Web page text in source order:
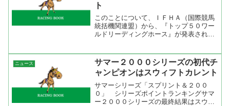
ト
このことについて、ＩＦＨＡ（国際競馬
統括機関連盟）から、『トップ５０ワー
ルドリーディングホース』が発表されま
８月２７日までに施行された世界の主要
競走を対象としています。...
ニュース
サマー２０００シリーズの初代チ
ャンピオンはスウィフトカレント
サマーシリーズ「スプリント＆２００
０」 シリーズポイントランキングサマ
ー２０００シリーズの最終結果はスウィ